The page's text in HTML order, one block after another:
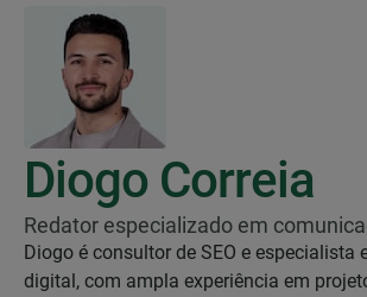
Diogo Correia
Redator especializado em
Diogo é consultor de SEO e especialista
digital, com ampla experiência em